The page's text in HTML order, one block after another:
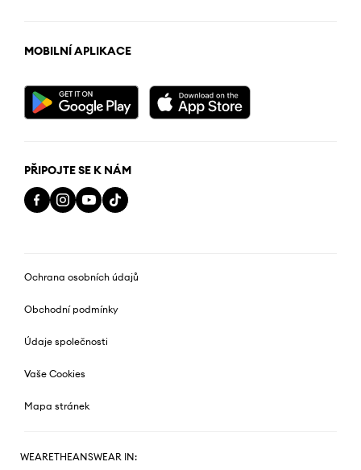
MOBILNÍ APLIKACE
PŘIPOJTE SE K NÁM
Ochrana osobních údajů
Obchodní podmínky
Údaje společnosti
Vaše Cookies
Mapa stránek
WEARETHEANSWEAR IN: